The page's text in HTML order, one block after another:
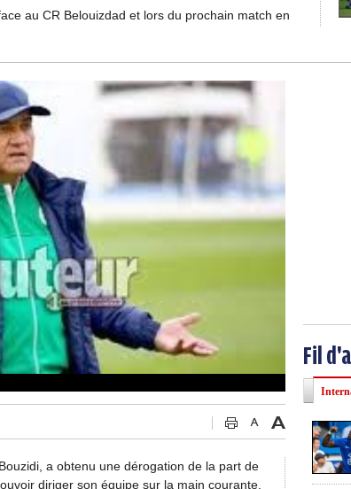
au CR Belouizdad et lors du prochain match en
a obtenu une dérogation de la part de
diriger son équipe sur la main courante,
Fil